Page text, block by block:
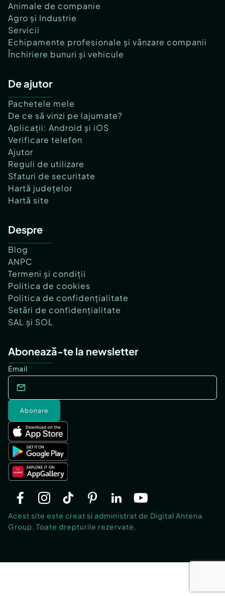
Animale de companie
Agro și Industrie
Servicii
Echipamente profesionale și vânzare companii
Închiriere bunuri și vehicule
De ajutor
Pachetele mele
De ce să vinzi pe lajumate?
Aplicații: Android și iOS
Verificare telefon
Ajutor
Reguli de utilizare
Sfaturi de securitate
Hartă județelor
Hartă site
Despre
Blog
ANPC
Termeni și condiții
Politica de cookies
Politica de confidențialitate
Setări de confidențialitate
SAL și SOL
Abonează-te la newsletter
Email
Abonare
Acest site este creat si administrat de Digital Antena
Group. Toate drepturile rezervate.